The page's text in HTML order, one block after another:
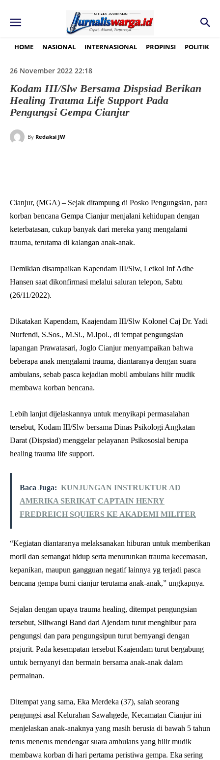
HOME NASIONAL INTERNASIONAL PROPINSI POLITIK
26 November 2022 22:18
Kodam III/Slw Bersama Dispsiad Berikan
Healing Trauma Life Support Pada
Pengungsi Gempa Cianjur
By Redaksi JW
Cianjur, (MGA) – Sejak ditampung di Posko Pengungsian, para
korban bencana Gempa Cianjur menjalani kehidupan dengan
keterbatasan, cukup banyak dari mereka yang mengalami
trauma, terutama di kalangan anak-anak.
Demikian disampaikan Kapendam III/Slw, Letkol Inf Adhe
Hansen saat dikonfirmasi melalui saluran telepon, Sabtu
(26/11/2022).
Dikatakan Kapendam, Kaajendam III/Slw Kolonel Caj Dr. Yadi
Nurfendi, S.Sos., M.Si., M.Ipol., di tempat pengungsian
lapangan Prawatasari, Joglo Cianjur menyampaikan bahwa
beberapa anak mengalami trauma, diantaranya dengan suara
ambulans, sebab pasca kejadian mobil ambulans hilir mudik
membawa korban bencana.
Lebih lanjut dijelaskannya untuk menyikapi permasalahan
tersebut, Kodam III/Slw bersama Dinas Psikologi Angkatan
Darat (Dispsiad) menggelar pelayanan Psikososial berupa
healing trauma life support.
Baca Juga: KUNJUNGAN INSTRUKTUR AD
AMERIKA SERIKAT CAPTAIN HENRY
FREDREICH SQUIERS KE AKADEMI MILITER
“Kegiatan diantaranya melaksanakan hiburan untuk memberikan
moril dan semangat hidup serta menurunkan trauma kecemasan,
kepanikan, maupun gangguan negatif lainnya yg terjadi pasca
bencana gempa bumi cianjur terutama anak-anak,” ungkapnya.
Sejalan dengan upaya trauma healing, ditempat pengungsian
tersebut, Siliwangi Band dari Ajendam turut menghibur para
pengungsi dan para pengungsipun turut bernyangi dengan
prajurit. Pada kesempatan tersebut Kaajendam turut bergabung
untuk bernyanyi dan bermain bersama anak-anak dalam
permainan.
Ditempat yang sama, Eka Merdeka (37), salah seorang
pengungsi asal Kelurahan Sawahgede, Kecamatan Cianjur ini
menjelaskan anak-anaknya yang masih berusia di bawah 5 tahun
terus menerus mendengar suara ambulans yang hilir mudik
membawa korban di hari pertama peristiwa gempa. Eka sering